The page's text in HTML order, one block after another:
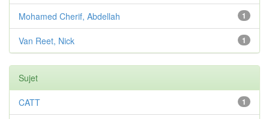
1
Mohamed Cherif, Abdellah
1
Van Reet, Nick
Sujet
1
CATT